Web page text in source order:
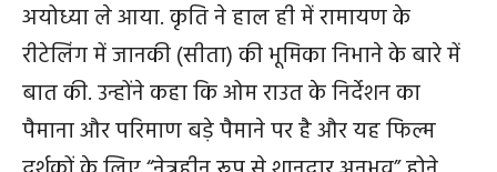
अयोध्या ले आया. कृति ने हाल ही में रामायण के
रीटेलिंग में जानकी (सीता) की भूमिका निभाने के बारे में
बात की. उन्होंने कहा कि ओम राउत के निर्देशन का
पैमाना और परिमाण बड़े पैमाने पर है और यह फिल्म